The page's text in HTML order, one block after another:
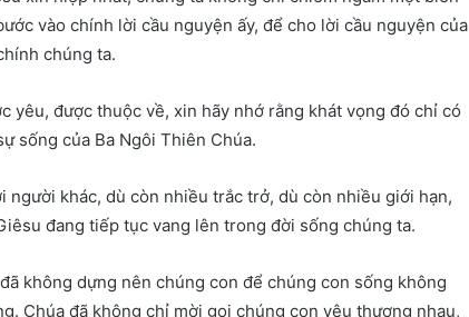
vào chính lời cầu nguyện ấy, để cho lời cầu nguyện của
chúng ta.
yêu, được thuộc về, xin hãy nhớ rằng khát vọng đó chỉ có
sống của Ba Ngôi Thiên Chúa.
người khác, dù còn nhiều trắc trở, dù còn nhiều giới hạn,
đang tiếp tục vang lên trong đời sống chúng ta.
không dựng nên chúng con để chúng con sống không
Chúa đã không chỉ mời gọi chúng con yêu thương nhau,